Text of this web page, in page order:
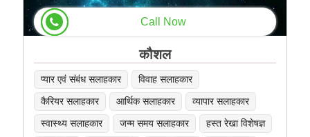
Call Now
कौशल
प्यार एवं संबंध सलाहकार
विवाह सलाहकार
कैरियर सलाहकार
आर्थिक सलाहकार
व्यापार सलाहकार
स्वास्थ्य सलाहकार
जन्म समय सलाहकार
हस्त रेखा विशेषज्ञ